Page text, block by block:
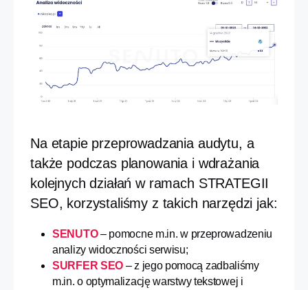
Na etapie przeprowadzania audytu, a
także podczas planowania i wdrażania
kolejnych działań w ramach STRATEGII
SEO, korzystaliśmy z takich narzędzi jak:
SENUTO– pomocne m.in. w przeprowadzeniu
analizy widoczności serwisu;
SURFER SEO – z jego pomocą zadbaliśmy
m.in. o optymalizację warstwy tekstowej i